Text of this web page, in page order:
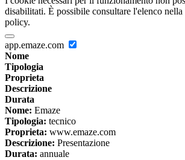
disabilitati. È possibile consultare l'elenco
policy.
app.emaze.com
Nome
Tipologia
Proprieta
Descrizione
Durata
Nome: Emaze
Tipologia: tecnico
Proprieta: www.emaze.com
Descrizione: Presentazione
Durata: annuale